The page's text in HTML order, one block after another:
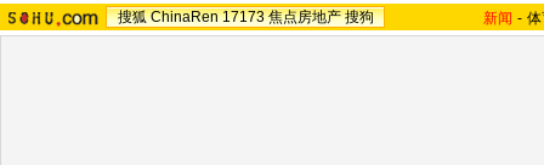
搜狐 ChinaRen 17173 焦点房地产 搜狗 新闻 -